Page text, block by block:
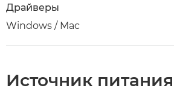
Драйверы
Windows / Mac
Источник питания